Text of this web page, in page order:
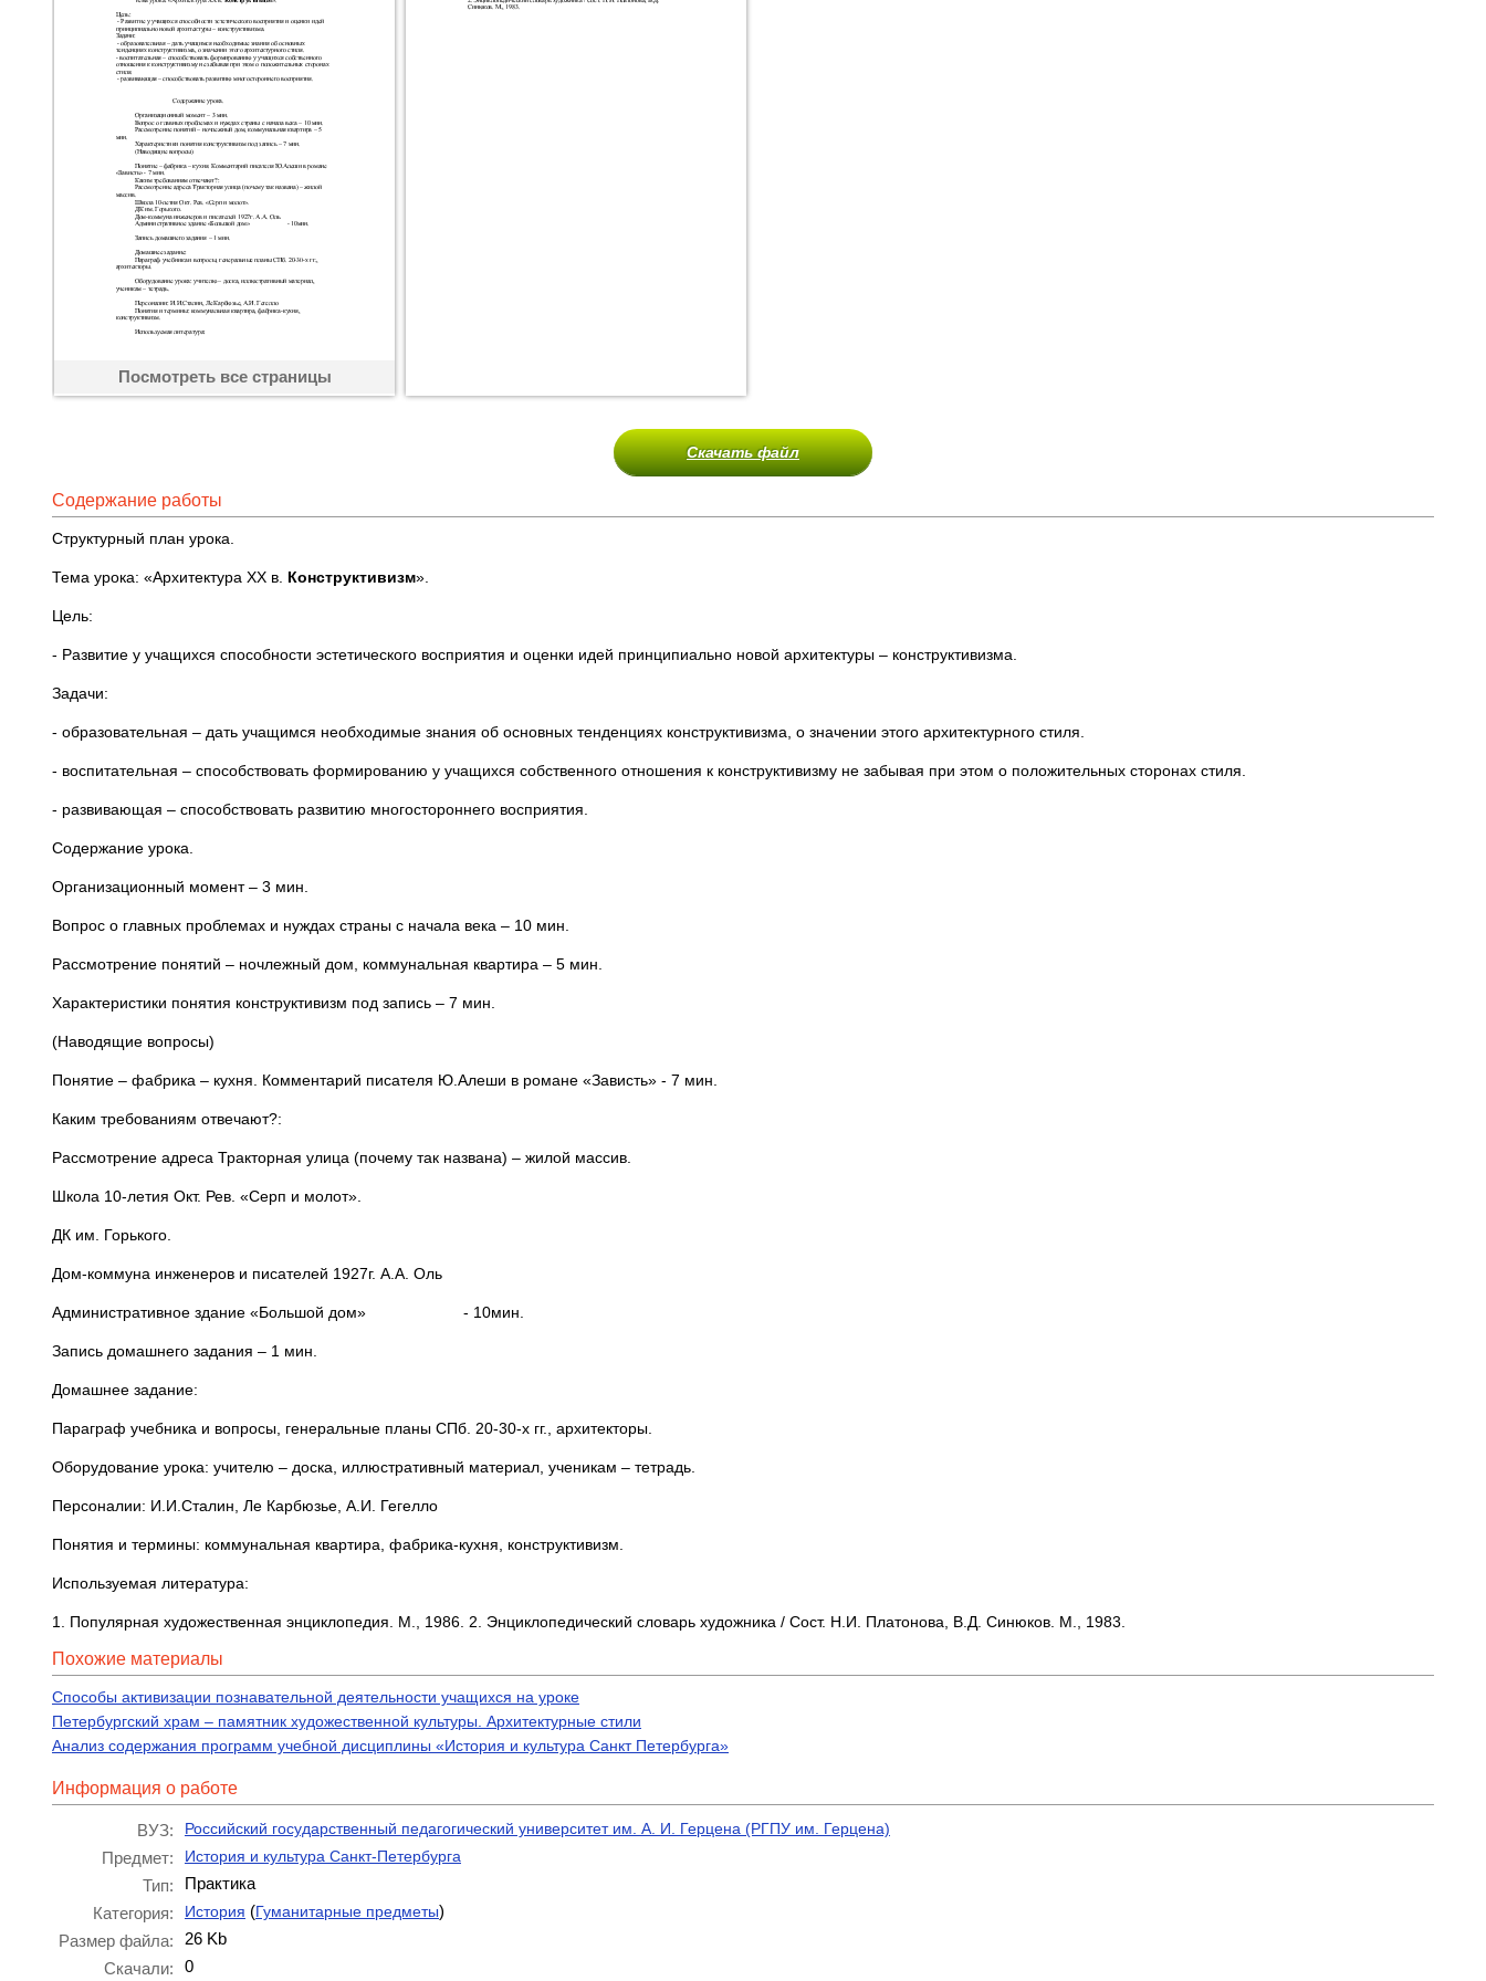
Посмотреть все страницы
Скачать файл
Содержание работы
Структурный план урока.
Тема урока: «Архитектура XX в. Конструктивизм».
Цель:
- Развитие у учащихся способности эстетического восприятия и оценки идей принципиально новой архитектуры – конструктивизма.
Задачи:
- образовательная – дать учащимся необходимые знания об основных тенденциях конструктивизма, о значении этого архитектурного стиля.
- воспитательная – способствовать формированию у учащихся собственного отношения к конструктивизму не забывая при этом о положительных сторонах стиля.
- развивающая – способствовать развитию многостороннего восприятия.
Содержание урока.
Организационный момент – 3 мин.
Вопрос о главных проблемах и нуждах страны с начала века – 10 мин.
Рассмотрение понятий – ночлежный дом, коммунальная квартира – 5 мин.
Характеристики понятия конструктивизм под запись – 7 мин.
(Наводящие вопросы)
Понятие – фабрика – кухня. Комментарий писателя Ю.Алеши в романе «Зависть» - 7 мин.
Каким требованиям отвечают?:
Рассмотрение адреса Тракторная улица (почему так названа) – жилой массив.
Школа 10-летия Окт. Рев. «Серп и молот».
ДК им. Горького.
Дом-коммуна инженеров и писателей 1927г. А.А. Оль
Административное здание «Большой дом» - 10мин.
Запись домашнего задания – 1 мин.
Домашнее задание:
Параграф учебника и вопросы, генеральные планы СПб. 20-30-х гг., архитекторы.
Оборудование урока: учителю – доска, иллюстративный материал, ученикам – тетрадь.
Персоналии: И.И.Сталин, Ле Карбюзье, А.И. Гегелло
Понятия и термины: коммунальная квартира, фабрика-кухня, конструктивизм.
Используемая литература:
1. Популярная художественная энциклопедия. М., 1986. 2. Энциклопедический словарь художника / Сост. Н.И. Платонова, В.Д. Синюков. М., 1983.
Похожие материалы
Способы активизации познавательной деятельности учащихся на уроке
Петербургский храм – памятник художественной культуры. Архитектурные стили
Анализ содержания программ учебной дисциплины «История и культура Санкт Петербурга»
Информация о работе
ВУЗ: Российский государственный педагогический университет им. А. И. Герцена (РГПУ им. Герцена)
Предмет: История и культура Санкт-Петербурга
Тип:
Практика
Категория:
История (Гуманитарные предметы)
Размер файла:
26 Kb
Скачали:
0